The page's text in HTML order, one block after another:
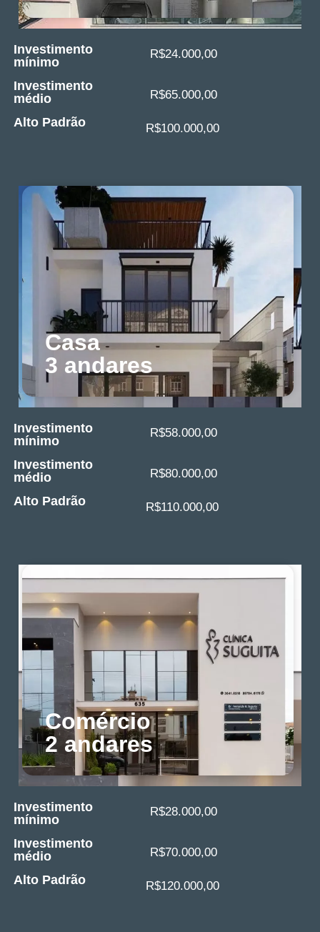
Investimento
mínimo
Investimento
médio
Alto Padrão
R$24.000,00
R$65.000,00
R$100.000,00
Casa
3 andares
Investimento
mínimo
Investimento
médio
Alto Padrão
R$58.000,00
R$80.000,00
R$110.000,00
Comércio
2 andares
Investimento
mínimo
Investimento
médio
Alto Padrão
R$28.000,00
R$70.000,00
R$120.000,00